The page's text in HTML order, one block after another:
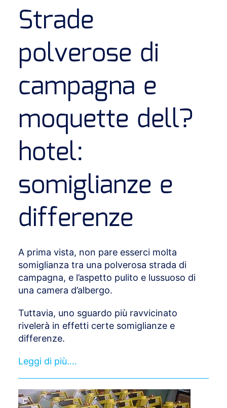
Strade
polverose di
campagna e
moquette dell?
hotel:
somiglianze e
differenze
A prima vista, non pare esserci molta
somiglianza tra una polverosa strada di
campagna, e l’aspetto pulito e lussuoso di
una camera d’albergo.
Tuttavia, uno sguardo più ravvicinato
rivelerà in effetti certe somiglianze e
differenze.
Leggi di più….